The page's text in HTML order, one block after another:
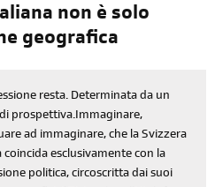
non è solo
geografica
resta. Determinata da un
prospettiva.Immaginare,
ad immaginare, che la Svizzera
coincida esclusivamente con la
politica, circoscritta dai suoi